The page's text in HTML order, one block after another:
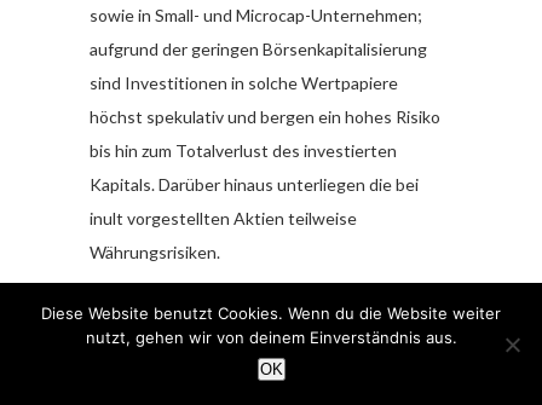
sowie in Small- und Microcap-Unternehmen;
aufgrund der geringen Börsenkapitalisierung
sind Investitionen in solche Wertpapiere
höchst spekulativ und bergen ein hohes Risiko
bis hin zum Totalverlust des investierten
Kapitals. Darüber hinaus unterliegen die bei
inult vorgestellten Aktien teilweise
Währungsrisiken.
Die von inult für den deutschsprachigen Raum
veröffentlichten Hintergrundinformationen,
Markteinschätzungen und Wertpapieranalysen
Diese Website benutzt Cookies. Wenn du die Website weiter
nutzt, gehen wir von deinem Einverständnis aus.
OK